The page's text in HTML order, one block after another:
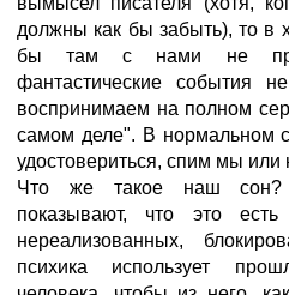
должны как бы забыть), то в
бы там с нами не
фантастические события
воспринимаем на полном
самом деле". В нормальном
удостовериться, спим мы или
Что же такое наш сон?
показывают, что это есть
нереализованных,
психика использует